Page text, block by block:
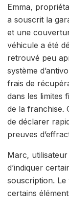
Emma,
a souscrit la
et une
véhicule a été
retrouvé peu
système
frais de
dans les limites
de la franchise.
de déclarer
preuves
Marc,
d’indiquer
souscription.
certains